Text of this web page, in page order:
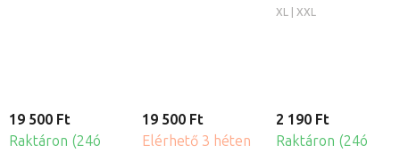
19 500 Ft
Raktáron (24ó
19 500 Ft
Elérhető 3 héten
XL | XXL
2 190 Ft
Raktáron (24ó